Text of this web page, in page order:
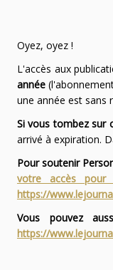
Oyez, oyez !
L'accès aux
année
une année est sans
Si vous tombez sur
arrivé à expiration.
Pour soutenir
votre accès
https://
Vous pouvez
https://